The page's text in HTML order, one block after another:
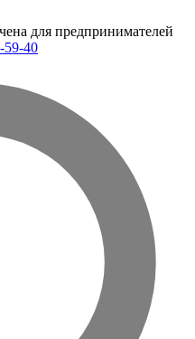
для предпринимателей
59-40